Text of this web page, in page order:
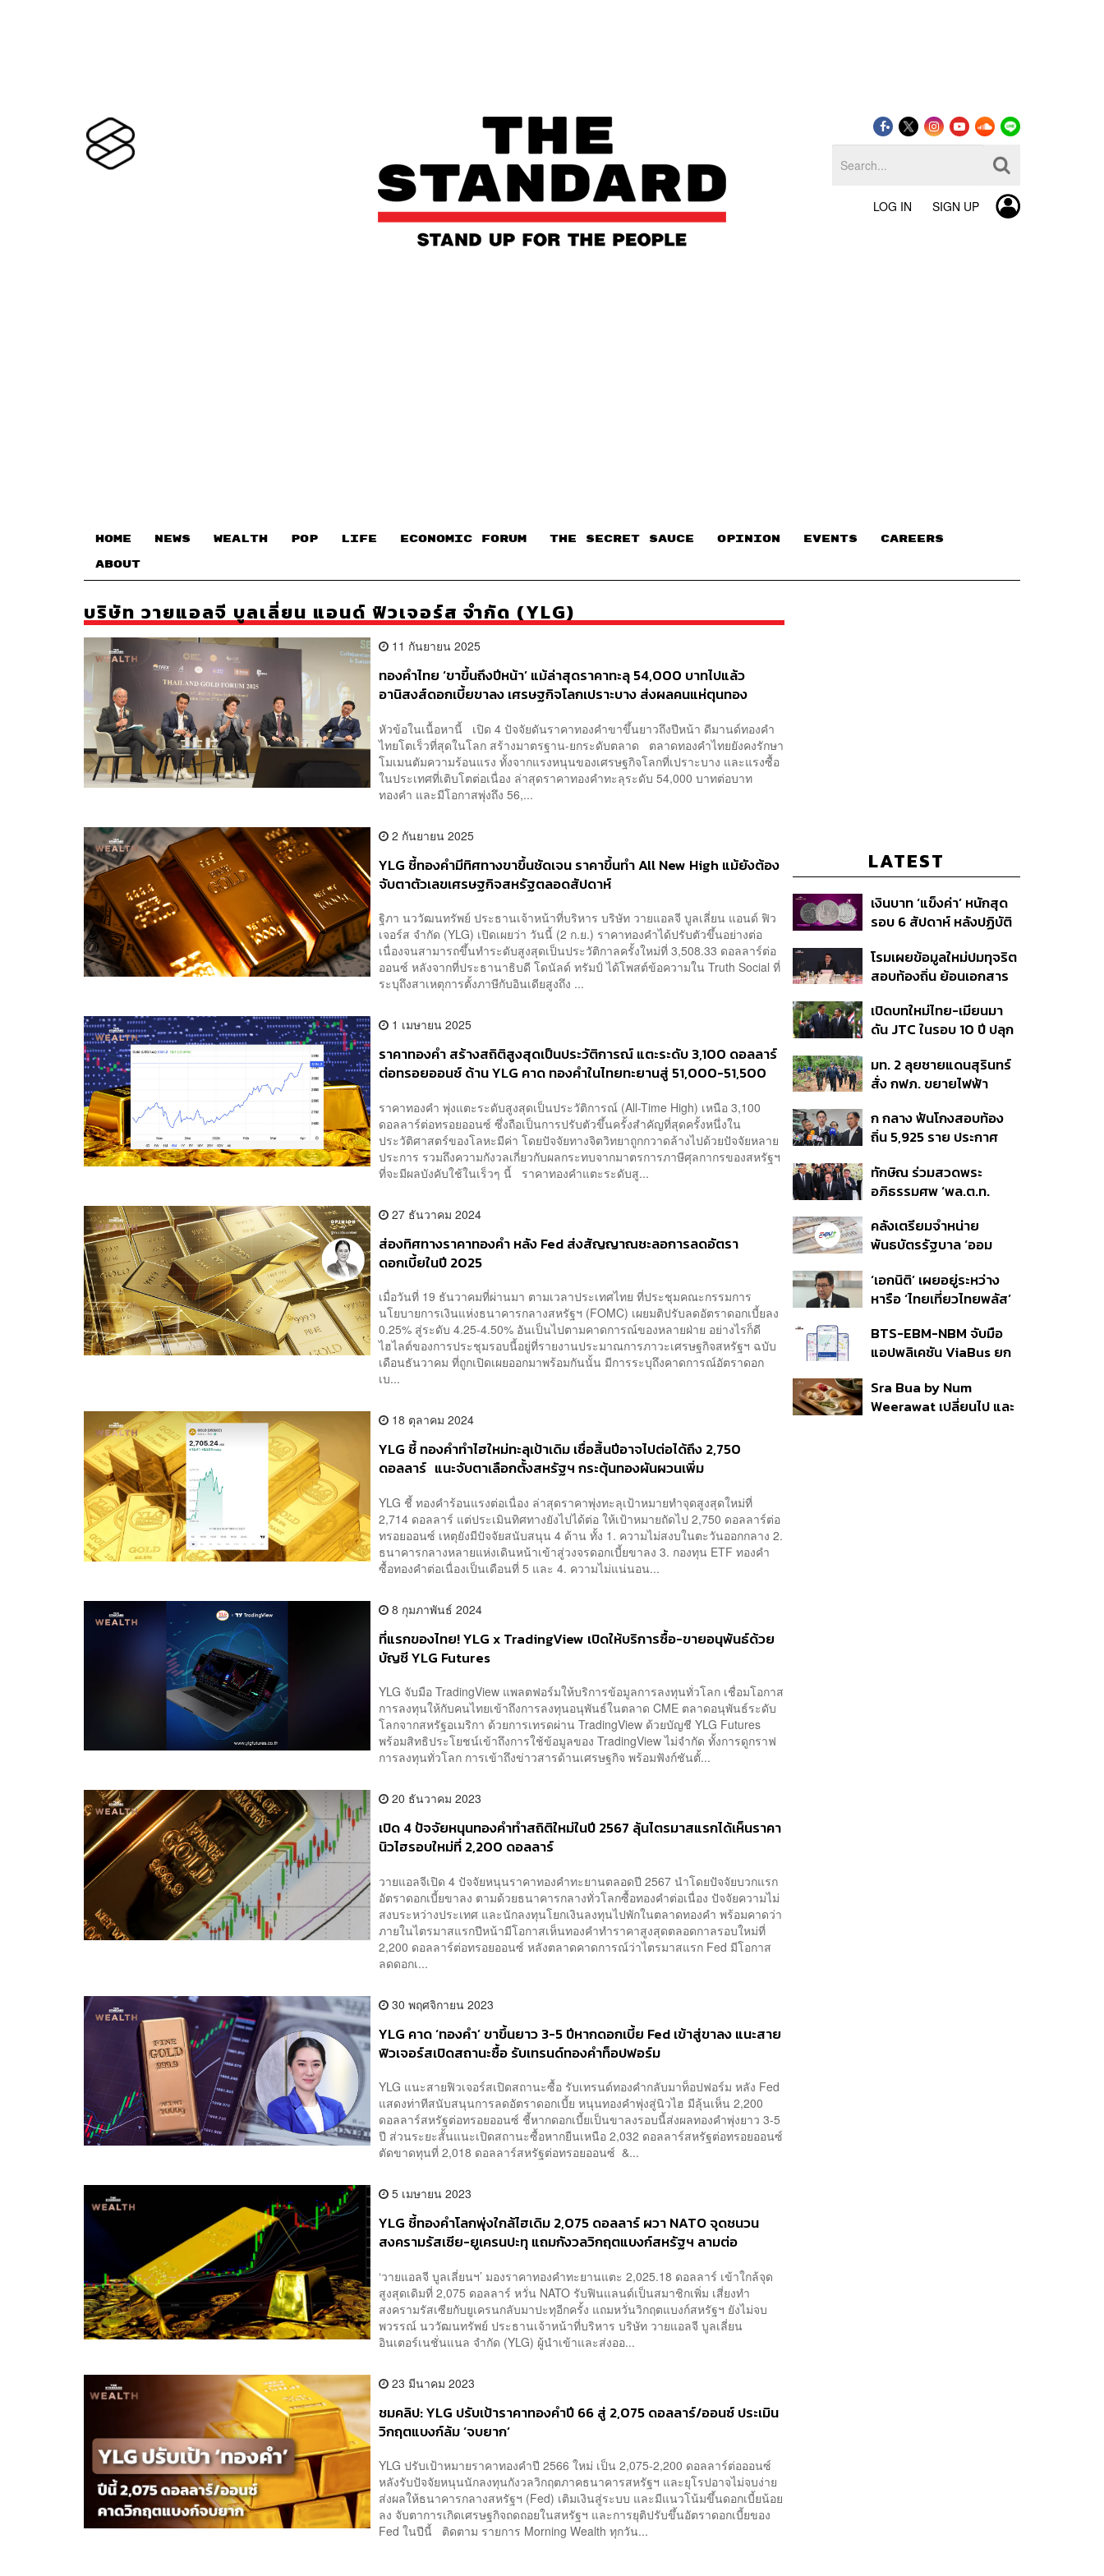
LOG IN SIGN UP
HOME NEWS WEALTH POP LIFE ECONOMIC FORUM THE SECRET SAUCE​ OPINION EVENTS CAREERS
ABOUT
บริษัท วายแอลจี บูลเลี่ยน แอนด์ ฟิวเจอร์ส จำกัด (YLG)
11 กันยายน 2025
ทองคำไทย ‘ขาขึ้นถึงปีหน้า’ แม้ล่าสุดราคาทะลุ 54,000 บาทไปแล้ว
อานิสงส์ดอกเบี้ยขาลง เศรษฐกิจโลกเปราะบาง ส่งผลคนแห่ตุนทอง
บาทสิ้นปี
หัวข้อในเนื้อหานี้ เปิด 4 ปัจจัยดันราคาทองคำขาขึ้นยาวถึงปีหน้า ดีมานด์ทองคำ
ไทยโตเร็วที่สุดในโลก สร้างมาตรฐาน-ยกระดับตลาด ตลาดทองคำไทยยังคงรักษา
โมเมนตัมความร้อนแรง ทั้งจากแรงหนุนของเศรษฐกิจโลกที่เปราะบาง และแรงซื้อ
ในประเทศที่เติบโตต่อเนื่อง ล่าสุดราคาทองคำทะลุระดับ 54,000 บาทต่อบาท
ทองคำ และมีโอกาสพุ่งถึง 56,...
2 กันยายน 2025
YLG ชี้ทองคำมีทิศทางขาขึ้นชัดเจน ราคาขึ้นทำ All New High แม้ยังต้อง
จับตาตัวเลขเศรษฐกิจสหรัฐตลอดสัปดาห์
ฐิภา นววัฒนทรัพย์ ประธานเจ้าหน้าที่บริหาร บริษัท วายแอลจี บูลเลี่ยน แอนด์ ฟิว
เจอร์ส จำกัด (YLG) เปิดเผยว่า วันนี้ (2 ก.ย.) ราคาทองคำได้ปรับตัวขึ้นอย่างต่อ
เนื่องจนสามารถขึ้นทำระดับสูงสุดเป็นประวัติกาลครั้งใหม่ที่ 3,508.33 ดอลลาร์ต่อ
ออนซ์ หลังจากที่ประธานาธิบดี โดนัลด์ ทรัมป์ ได้โพสต์ข้อความใน Truth Social ที่
ระบุถึงสาเหตุการตั้งภาษีกับอินเดียสูงถึง ...
1 เมษายน 2025
ราคาทองคำ สร้างสถิติสูงสุดเป็นประวัติการณ์ แตะระดับ 3,100 ดอลลาร์
ต่อทรอยออนซ์ ด้าน YLG คาด ทองคำในไทยทะยานสู่ 51,000-51,500
ราคาทองคำ พุ่งแตะระดับสูงสุดเป็นประวัติการณ์ (All-Time High) เหนือ 3,100
ดอลลาร์ต่อทรอยออนซ์ ซึ่งถือเป็นการปรับตัวขึ้นครั้งสำคัญที่สุดครั้งหนึ่งใน
ประวัติศาสตร์ของโลหะมีค่า โดยปัจจัยทางจิตวิทยาถูกกวาดล้างไปด้วยปัจจัยหลาย
ประการ รวมถึงความกังวลเกี่ยวกับผลกระทบจากมาตรการภาษีศุลกากรของสหรัฐฯ
ที่จะมีผลบังคับใช้ในเร็วๆ นี้ ราคาทองคำแตะระดับสู...
27 ธันวาคม 2024
ส่องทิศทางราคาทองคำ หลัง Fed ส่งสัญญาณชะลอการลดอัตรา
ดอกเบี้ยในปี 2025
เมื่อวันที่ 19 ธันวาคมที่ผ่านมา ตามเวลาประเทศไทย ที่ประชุมคณะกรรมการ
นโยบายการเงินแห่งธนาคารกลางสหรัฐฯ (FOMC) เผยมติปรับลดอัตราดอกเบี้ยลง
0.25% สู่ระดับ 4.25-4.50% อันเป็นไปตามคาดการณ์ของหลายฝ่าย อย่างไรก็ดี
ไฮไลต์ของการประชุมรอบนี้อยู่ที่รายงานประมาณการภาวะเศรษฐกิจสหรัฐฯ ฉบับ
เดือนธันวาคม ที่ถูกเปิดเผยออกมาพร้อมกันนั้น มีการระบุถึงคาดการณ์อัตราดอก
เบ...
18 ตุลาคม 2024
YLG ชี้ ทองคำทำไฮใหม่ทะลุเป้าเดิม เชื่อสิ้นปีอาจไปต่อได้ถึง 2,750
ดอลลาร์ แนะจับตาเลือกตั้งสหรัฐฯ กระตุ้นทองผันผวนเพิ่ม
YLG ชี้ ทองคำร้อนแรงต่อเนื่อง ล่าสุดราคาพุ่งทะลุเป้าหมายทำจุดสูงสุดใหม่ที่
2,714 ดอลลาร์ แต่ประเมินทิศทางยังไปได้ต่อ ให้เป้าหมายถัดไป 2,750 ดอลลาร์ต่อ
ทรอยออนซ์ เหตุยังมีปัจจัยสนับสนุน 4 ด้าน ทั้ง 1. ความไม่สงบในตะวันออกกลาง 2.
ธนาคารกลางหลายแห่งเดินหน้าเข้าสู่วงจรดอกเบี้ยขาลง 3. กองทุน ETF ทองคำ
ซื้อทองคำต่อเนื่องเป็นเดือนที่ 5 และ 4. ความไม่แน่นอน...
8 กุมภาพันธ์ 2024
ที่แรกของไทย! YLG x TradingView เปิดให้บริการซื้อ-ขายอนุพันธ์ด้วย
บัญชี YLG Futures
YLG จับมือ TradingView แพลตฟอร์มให้บริการข้อมูลการลงทุนทั่วโลก เชื่อมโอกาส
การลงทุนให้กับคนไทยเข้าถึงการลงทุนอนุพันธ์ในตลาด CME ตลาดอนุพันธ์ระดับ
โลกจากสหรัฐอเมริกา ด้วยการเทรดผ่าน TradingView ด้วยบัญชี YLG Futures
พร้อมสิทธิประโยชน์เข้าถึงการใช้ข้อมูลของ TradingView ไม่จำกัด ทั้งการดูกราฟ
การลงทุนทั่วโลก การเข้าถึงข่าวสารด้านเศรษฐกิจ พร้อมฟังก์ชันตั้...
20 ธันวาคม 2023
เปิด 4 ปัจจัยหนุนทองคำทำสถิติใหม่ในปี 2567 ลุ้นไตรมาสแรกได้เห็นราคา
นิวไฮรอบใหม่ที่ 2,200 ดอลลาร์
วายแอลจีเปิด 4 ปัจจัยหนุนราคาทองคำทะยานตลอดปี 2567 นำโดยปัจจัยบวกแรก
อัตราดอกเบี้ยขาลง ตามด้วยธนาคารกลางทั่วโลกซื้อทองคำต่อเนื่อง ปัจจัยความไม่
สงบระหว่างประเทศ และนักลงทุนโยกเงินลงทุนไปพักในตลาดทองคำ พร้อมคาดว่า
ภายในไตรมาสแรกปีหน้ามีโอกาสเห็นทองคำทำราคาสูงสุดตลอดกาลรอบใหม่ที่
2,200 ดอลลาร์ต่อทรอยออนซ์ หลังตลาดคาดการณ์ว่าไตรมาสแรก Fed มีโอกาส
ลดดอกเ...
30 พฤศจิกายน 2023
YLG คาด ‘ทองคำ’ ขาขึ้นยาว 3-5 ปีหากดอกเบี้ย Fed เข้าสู่ขาลง แนะสาย
ฟิวเจอร์สเปิดสถานะซื้อ รับเทรนด์ทองคำท็อปฟอร์ม
YLG แนะสายฟิวเจอร์สเปิดสถานะซื้อ รับเทรนด์ทองคำกลับมาท็อปฟอร์ม หลัง Fed
แสดงท่าทีสนับสนุนการลดอัตราดอกเบี้ย หนุนทองคำพุ่งสู่นิวไฮ มีลุ้นเห็น 2,200
ดอลลาร์สหรัฐต่อทรอยออนซ์ ชี้หากดอกเบี้ยเป็นขาลงรอบนี้ส่งผลทองคำพุ่งยาว 3-5
ปี ส่วนระยะสั้นแนะเปิดสถานะซื้อหากยืนเหนือ 2,032 ดอลลาร์สหรัฐต่อทรอยออนซ์
ตัดขาดทุนที่ 2,018 ดอลลาร์สหรัฐต่อทรอยออนซ์ &...
5 เมษายน 2023
YLG ชี้ทองคำโลกพุ่งใกล้ไฮเดิม 2,075 ดอลลาร์ ผวา NATO จุดชนวน
สงครามรัสเซีย-ยูเครนปะทุ แถมกังวลวิกฤตแบงก์สหรัฐฯ ลามต่อ
‘วายแอลจี บูลเลี่ยนฯ’ มองราคาทองคำทะยานแตะ 2,025.18 ดอลลาร์ เข้าใกล้จุด
สูงสุดเดิมที่ 2,075 ดอลลาร์ หวั่น NATO รับฟินแลนด์เป็นสมาชิกเพิ่ม เสี่ยงทำ
สงครามรัสเซียกับยูเครนกลับมาปะทุอีกครั้ง แถมหวั่นวิกฤตแบงก์สหรัฐฯ ยังไม่จบ
พวรรณ์ นววัฒนทรัพย์ ประธานเจ้าหน้าที่บริหาร บริษัท วายแอลจี บูลเลี่ยน
อินเตอร์เนชั่นแนล จำกัด (YLG) ผู้นำเข้าและส่งออ...
23 มีนาคม 2023
ชมคลิป: YLG ปรับเป้าราคาทองคำปี 66 สู่ 2,075 ดอลลาร์/ออนซ์ ประเมิน
วิกฤตแบงก์ล้ม ‘จบยาก’
YLG ปรับเป้าหมายราคาทองคำปี 2566 ใหม่ เป็น 2,075-2,200 ดอลลาร์ต่อออนซ์
หลังรับปัจจัยหนุนนักลงทุนกังวลวิกฤตภาคธนาคารสหรัฐฯ และยุโรปอาจไม่จบง่าย
ส่งผลให้ธนาคารกลางสหรัฐฯ (Fed) เติมเงินสู่ระบบ และมีแนวโน้มขึ้นดอกเบี้ยน้อย
ลง จับตาการเกิดเศรษฐกิจถดถอยในสหรัฐฯ และการยุติปรับขึ้นอัตราดอกเบี้ยของ
Fed ในปีนี้ ติดตาม รายการ Morning Wealth ทุกวัน...
LATEST
เงินบาท ‘แข็งค่า’ หนักสุด
รอบ 6 สัปดาห์ หลังปฏิบัติ
สหรัฐฯ-ญี่ปุ่น Standard
Chartered เปิดเป้าสิ้นปีนี้
ต่อดอลลาร์
โรมเผยข้อมูลใหม่ปมทุจริต
สอบท้องถิ่น ย้อนเอกสาร
อนุทิน จ่อสอบต่อเอี่ยว
ตัดตอน ม.บูรพา หรือไม่
เปิดบทใหม่ไทย-เมียนมา
ดัน JTC ในรอบ 10 ปี ปลุก
ชายแดน ท่าเรือน้ำลึก
ทวาย
มท. 2 ลุยชายแดนสุรินทร์
สั่ง กฟภ. ขยายไฟฟ้า
350’ เสริมความมั่นคง
ชายแดน
ก กลาง ฟันโกงสอบท้อง
ถิ่น 5,925 ราย ประกาศ
ราย รอ ป.ป.ช. ขีดเส้นแล้ว
เสร็จ 31 ส.ค.
ทักษิณ ร่วมสวดพระ
อภิธรรมศพ ‘พล.ต.ท.
สิน’ สิริอายุ 103 ปี แกนนำ
เพื่อไทย-บุคคลหลาก
คลังเตรียมจำหน่าย
พันธบัตรรัฐบาล ‘ออม
ก.ย.นี้ อาจเพิ่มสัดส่วนการ
ขายแบบ Small Lot First
‘เอกนิติ’ เผยอยู่ระหว่าง
หารือ ‘ไทยเที่ยวไทยพลัส’
แสนล้าน มั่นใจงบต่อ ‘ไทย
ช่วยไทย พลัส’ เฟส 2 มี
BTS-EBM-NBM จับมือ
แอปพลิเคชัน ViaBus ยก
รถไฟฟ้า 3 สายแบบเรียล
ไทม์
Sra Bua by Num
Weerawat เปลี่ยนไป และ